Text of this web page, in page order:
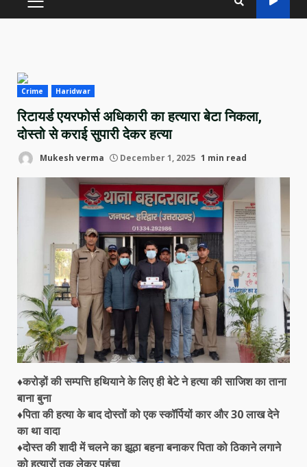
PRIMARY
Crime Haridwar
रिटायर्ड एयरफोर्स अधिकारी का हत्यारा बेटा निकला,
दोस्तो से कराई सुपारी देकर हत्या
Mukesh verma December 1, 2025 1 min read
♦करोड़ों की सम्पत्ति हथियाने के लिए ही बेटे ने हत्या की साजिश का ताना
बाना बुना
♦पिता की हत्या के बाद दोस्तों को एक स्कॉर्पियों कार और 30 लाख देने
का था वादा
♦दोस्त की शादी में चलने का झूठा बहना बनाकर पिता को ठिकाने लगाने
को हत्यारों तक लेकर पहुंचा